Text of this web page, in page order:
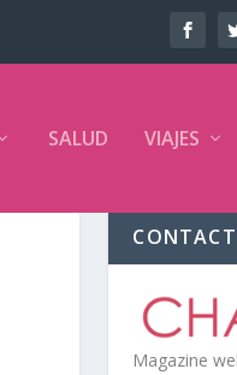
SALUD VIAJES
Magazine